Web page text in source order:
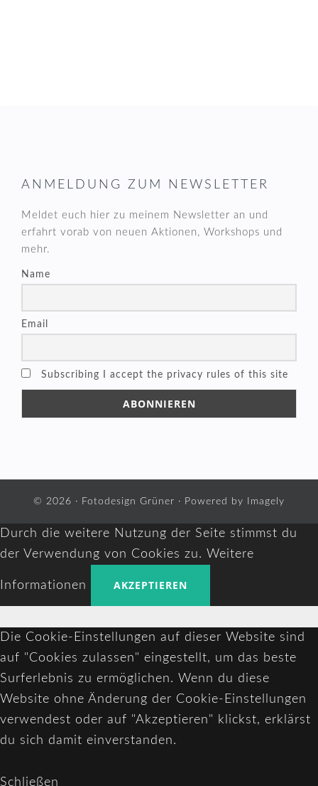
FOOTER
ANMELDUNG ZUM NEWSLETTER
Meldet euch hier zu meinem Newsletter an und
erfahrt vorab von neuen Aktionen, Workshops und
mehr.
Name
Email
Subscribing I accept the privacy rules of this site
© 2026 · Fotodesign Grüner · Powered by Imagely
Durch die weitere Nutzung der Seite stimmst du
der Verwendung von Cookies zu. Weitere
Informationen AKZEPTIEREN
Die Cookie-Einstellungen auf dieser Website sind
auf "Cookies zulassen" eingestellt, um das beste
Surferlebnis zu ermöglichen. Wenn du diese
Website ohne Änderung der Cookie-Einstellungen
verwendest oder auf "Akzeptieren" klickst, erklärst
du sich damit einverstanden.
Schließen